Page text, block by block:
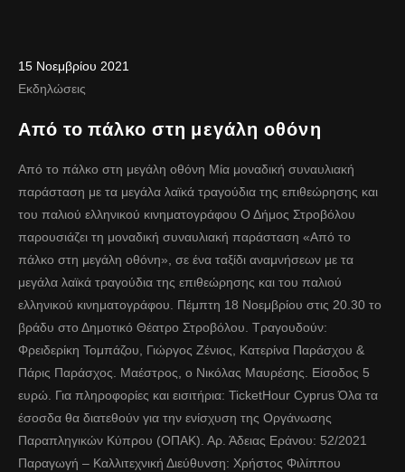
15 Νοεμβρίου 2021
Εκδηλώσεις
Από το πάλκο στη μεγάλη οθόνη
Από το πάλκο στη μεγάλη οθόνη Μία μοναδική συναυλιακή
παράσταση με τα μεγάλα λαϊκά τραγούδια της επιθεώρησης και
του παλιού ελληνικού κινηματογράφου Ο Δήμος Στροβόλου
παρουσιάζει τη μοναδική συναυλιακή παράσταση «Από το
πάλκο στη μεγάλη οθόνη», σε ένα ταξίδι αναμνήσεων με τα
μεγάλα λαϊκά τραγούδια της επιθεώρησης και του παλιού
ελληνικού κινηματογράφου. Πέμπτη 18 Νοεμβρίου στις 20.30 το
βράδυ στο Δημοτικό Θέατρο Στροβόλου. Τραγουδούν:
Φρειδερίκη Τομπάζου, Γιώργος Ζένιος, Κατερίνα Παράσχου &
Πάρις Παράσχος. Μαέστρος, ο Νικόλας Μαυρέσης. Είσοδος 5
ευρώ. Για πληροφορίες και εισιτήρια: TicketHour Cyprus Όλα τα
έσοσδα θα διατεθούν για την ενίσχυση της Οργάνωσης
Παραπληγικών Κύπρου (ΟΠΑΚ). Αρ. Άδειας Εράνου: 52/2021
Παραγωγή – Καλλιτεχνική Διεύθυνση: Χρήστος Φιλίππου